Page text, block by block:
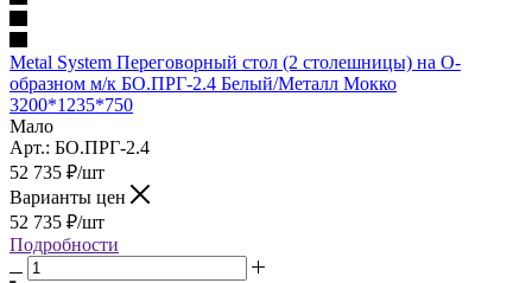
Metal System Переговорный стол (2 столешницы) на О-
образном м/к БО.ПРГ-2.4 Белый/Металл Мокко
3200*1235*750
Мало
Арт.: БО.ПРГ-2.4
52 735 ₽/шт
Варианты цен
52 735 ₽/шт
Подробности